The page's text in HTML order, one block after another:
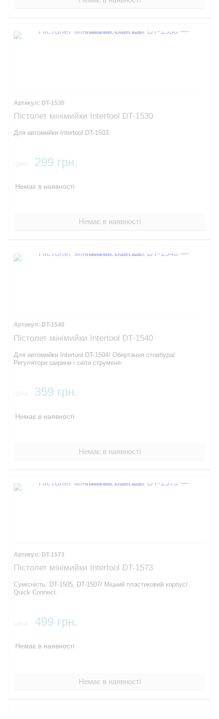
DT-1530
Пістолет мінімийки Intertool DT-1530
Для автомийки Intertool DT-1503.
299 грн.
Немає в наявності
Немає в наявності
DT-1540
Пістолет мінімийки Intertool DT-1540
Для автомийки Intertool DT-1504/ Обертання стовбура/
Регулятори ширини і сили струменя.
359 грн.
Немає в наявності
Немає в наявності
DT-1573
Пістолет мінімийки Intertool DT-1573
Сумісність: DT-1505, DT-1507/ Міцний пластиковий корпус/
Quick Connect.
499 грн.
Немає в наявності
Немає в наявності